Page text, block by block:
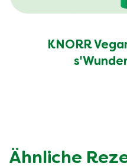
KNORR
Ähnliche